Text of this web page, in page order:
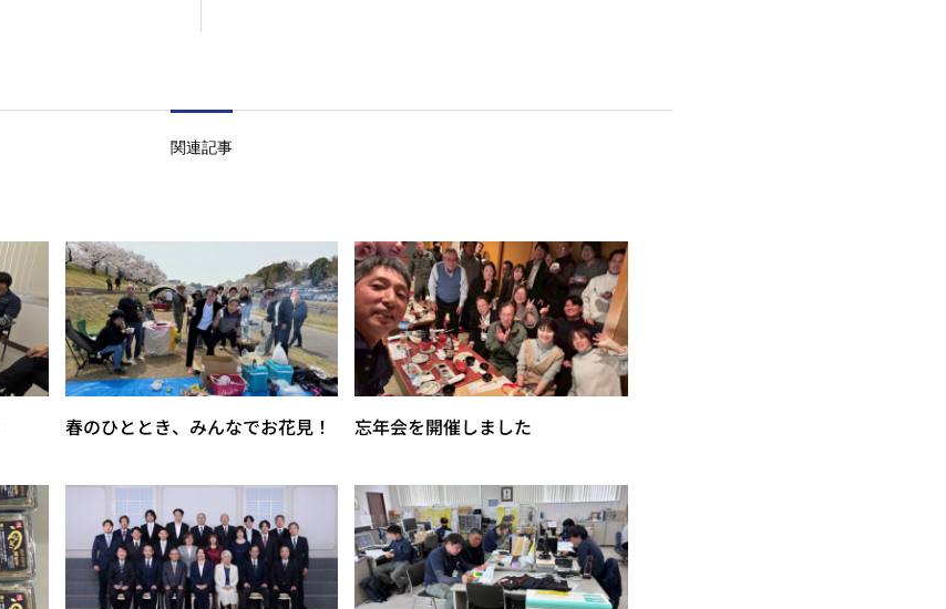
関連記事
春のひととき、みんなでお花見！ 忘年会を開催しました